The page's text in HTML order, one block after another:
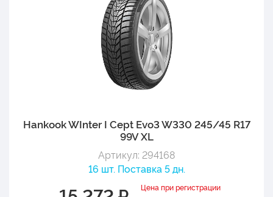
Hankook WInter I Cept Evo3 W330 245/45 R17
99V XL
Артикул: 294168
16 шт. Поставка 5 дн.
Цена при регистрации